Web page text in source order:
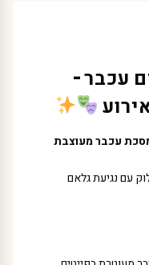
עכבר –
עכבר מעוצבת
עם נגיעת גלאם